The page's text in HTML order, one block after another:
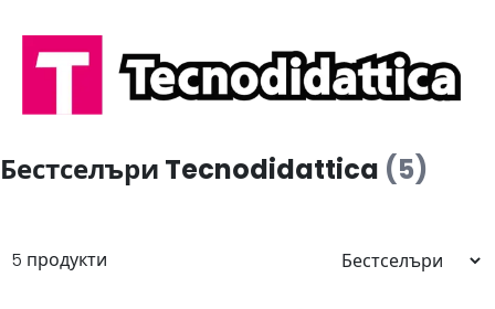
Бестселъри Tecnodidattica (5)
5 продукти